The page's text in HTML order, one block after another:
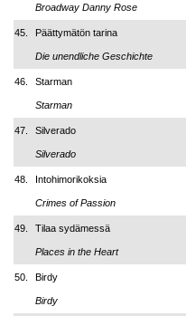
Broadway Danny Rose
45. Päättymätön tarina
Die unendliche Geschichte
46. Starman
Starman
47. Silverado
Silverado
48. Intohimorikoksia
Crimes of Passion
49. Tilaa sydämessä
Places in the Heart
50. Birdy
Birdy